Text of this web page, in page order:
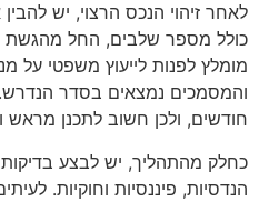
לאחר זיהוי הנכס הרצוי, יש
כולל מספר שלבים, החל מהגשת
מומלץ לפנות לייעוץ משפטי על
והמסמכים נמצאים בסדר
חודשים, ולכן חשוב לתכנן מראש
כחלק מהתהליך, יש לבצע
הנדסיות, פיננסיות וחוקיות.